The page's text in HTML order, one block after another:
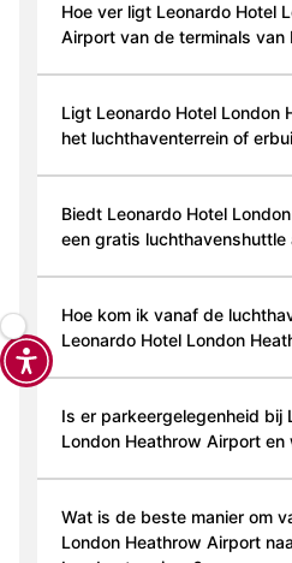
Hoe ver ligt Leonardo Hotel
Airport van de terminals van
Ligt Leonardo Hotel London
het luchthaventerrein of
Biedt Leonardo Hotel
een gratis luchthavenshuttle
Hoe kom ik vanaf de
Leonardo Hotel London
Is er parkeergelegenheid bij
London Heathrow Airport
Wat is de beste manier om
London Heathrow Airport